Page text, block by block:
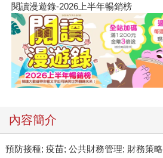
閱讀漫遊錄-2026上半年暢銷榜
內容簡介
預防接種; 疫苗; 公共財務管理; 財務策略